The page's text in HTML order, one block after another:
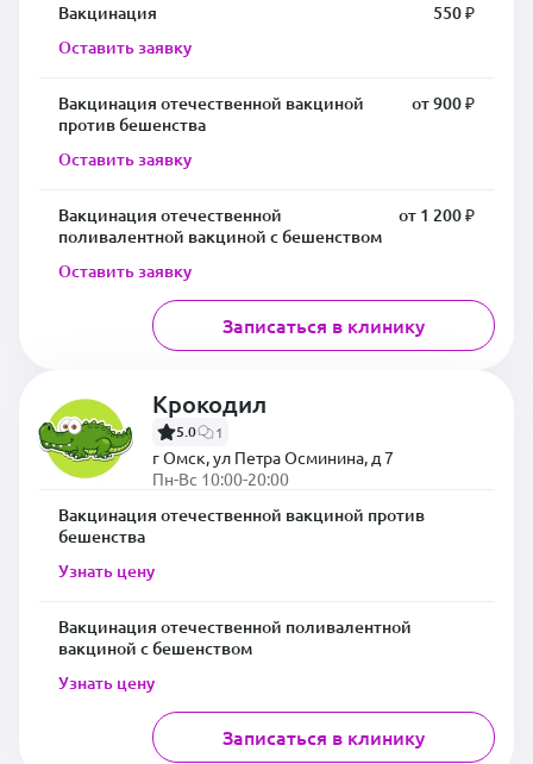
Вакцинация
550 ₽
Оставить заявку
Вакцинация отечественной вакциной
против бешенства
от 900 ₽
Оставить заявку
Вакцинация отечественной
поливалентной вакциной с бешенством
от 1 200 ₽
Оставить заявку
Записаться в клинику
Крокодил
5.0 1
г Омск, ул Петра Осминина, д 7
Пн-Вс 10:00-20:00
Вакцинация отечественной вакциной против
бешенства
Узнать цену
Вакцинация отечественной поливалентной
вакциной с бешенством
Узнать цену
Записаться в клинику